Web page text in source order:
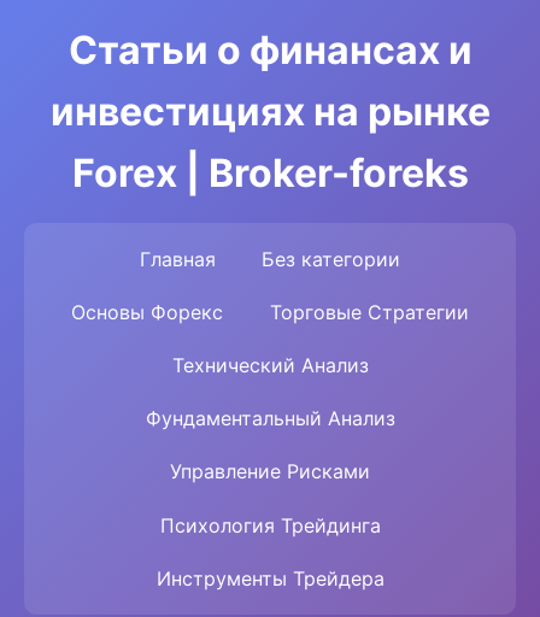
Статьи о финансах и
инвестициях на рынке
Forex | Broker-foreks
Главная Без категории
Основы Форекс Торговые Стратегии
Технический Анализ
Фундаментальный Анализ
Управление Рисками
Психология Трейдинга
Инструменты Трейдера